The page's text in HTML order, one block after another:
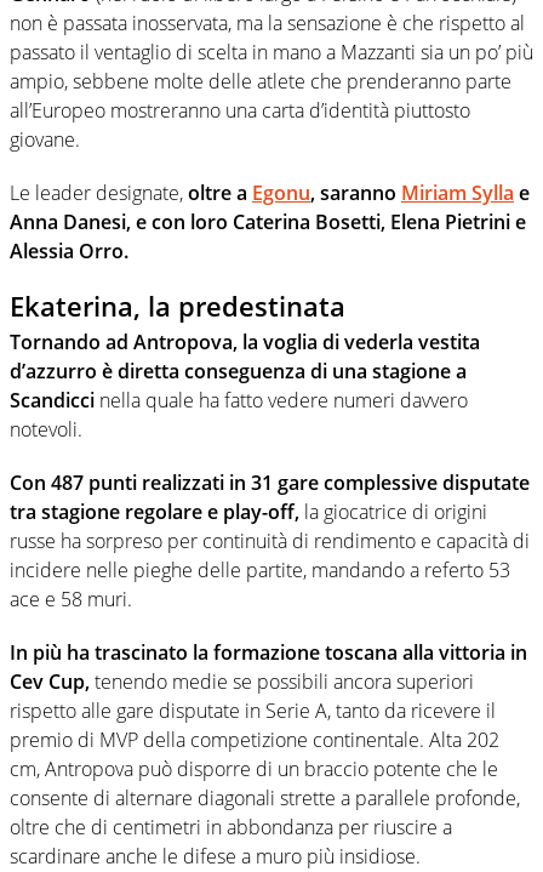
non è passata inosservata, ma la sensazione è che rispetto al
passato il ventaglio di scelta in mano a Mazzanti sia un po’ più
ampio, sebbene molte delle atlete che prenderanno parte
all’Europeo mostreranno una carta d’identità piuttosto
giovane.
Le leader designate,oltre a Egonu, saranno Miriam Sylla e
Anna Danesi, e con loro Caterina Bosetti, Elena Pietrini e
Alessia Orro.
Ekaterina, la predestinata
Tornando ad Antropova, la voglia di vederla vestita
d’azzurro è diretta conseguenza di una stagione a
Scandicci nella quale ha fatto vedere numeri davvero
notevoli.
Con 487 punti realizzati in 31 gare complessive disputate
tra stagione regolare e play-off, la giocatrice di origini
russe ha sorpreso per continuità di rendimento e capacità di
incidere nelle pieghe delle partite, mandando a referto 53
ace e 58 muri.
In più ha trascinato la formazione toscana alla vittoria in
Cev Cup,tenendo medie se possibili ancora superiori
rispetto alle gare disputate in Serie A, tanto da ricevere il
premio di MVP della competizione continentale. Alta 202
cm, Antropova può disporre di un braccio potente che le
consente di alternare diagonali strette a parallele profonde,
oltre che di centimetri in abbondanza per riuscire a
scardinare anche le difese a muro più insidiose.